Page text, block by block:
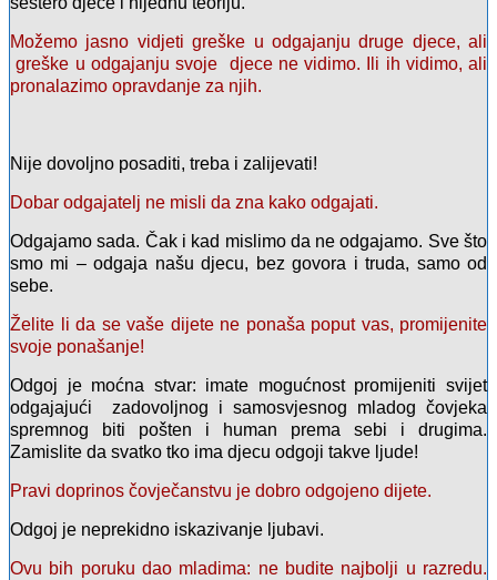
Možemo jasno vidjeti greške u odgajanju druge djece, ali
greške u odgajanju svoje djece ne vidimo. Ili ih vidimo, ali
pronalazimo opravdanje za njih.
Nije dovoljno posaditi, treba i zalijevati!
Dobar odgajatelj ne misli da zna kako odgajati.
Odgajamo sada. Čak i kad mislimo da ne odgajamo. Sve što
smo mi – odgaja našu djecu, bez govora i truda, samo od
sebe.
Želite li da se vaše dijete ne ponaša poput vas, promijenite
svoje ponašanje!
Odgoj je moćna stvar: imate mogućnost promijeniti svijet
odgajajući zadovoljnog i samosvjesnog mladog čovjeka
spremnog biti pošten i human prema sebi i drugima.
Zamislite da svatko tko ima djecu odgoji takve ljude!
Pravi doprinos čovječanstvu je dobro odgojeno dijete.
Odgoj je neprekidno iskazivanje ljubavi.
Ovu bih poruku dao mladima: ne budite najbolji u razredu.